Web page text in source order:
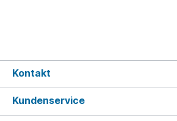
Kontakt
Kundenservice